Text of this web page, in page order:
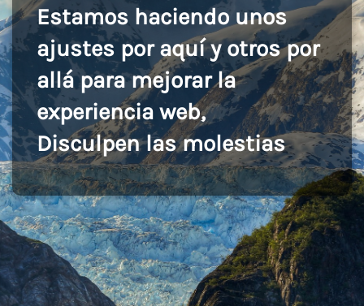
Estamos haciendo unos
ajustes por aquí y otros por
allá para mejorar la
experiencia web,
Disculpen las molestias